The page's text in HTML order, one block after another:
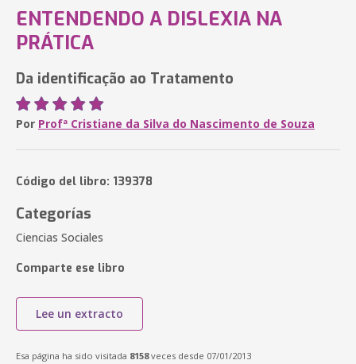
ENTENDENDO A DISLEXIA NA
PRÁTICA
Da identificação ao Tratamento
Por Profª Cristiane da Silva do Nascimento de Souza
Código del libro: 139378
Categorías
Ciencias Sociales
Comparte ese libro
Lee un extracto
Esa página ha sido visitada 8158veces desde 07/01/2013